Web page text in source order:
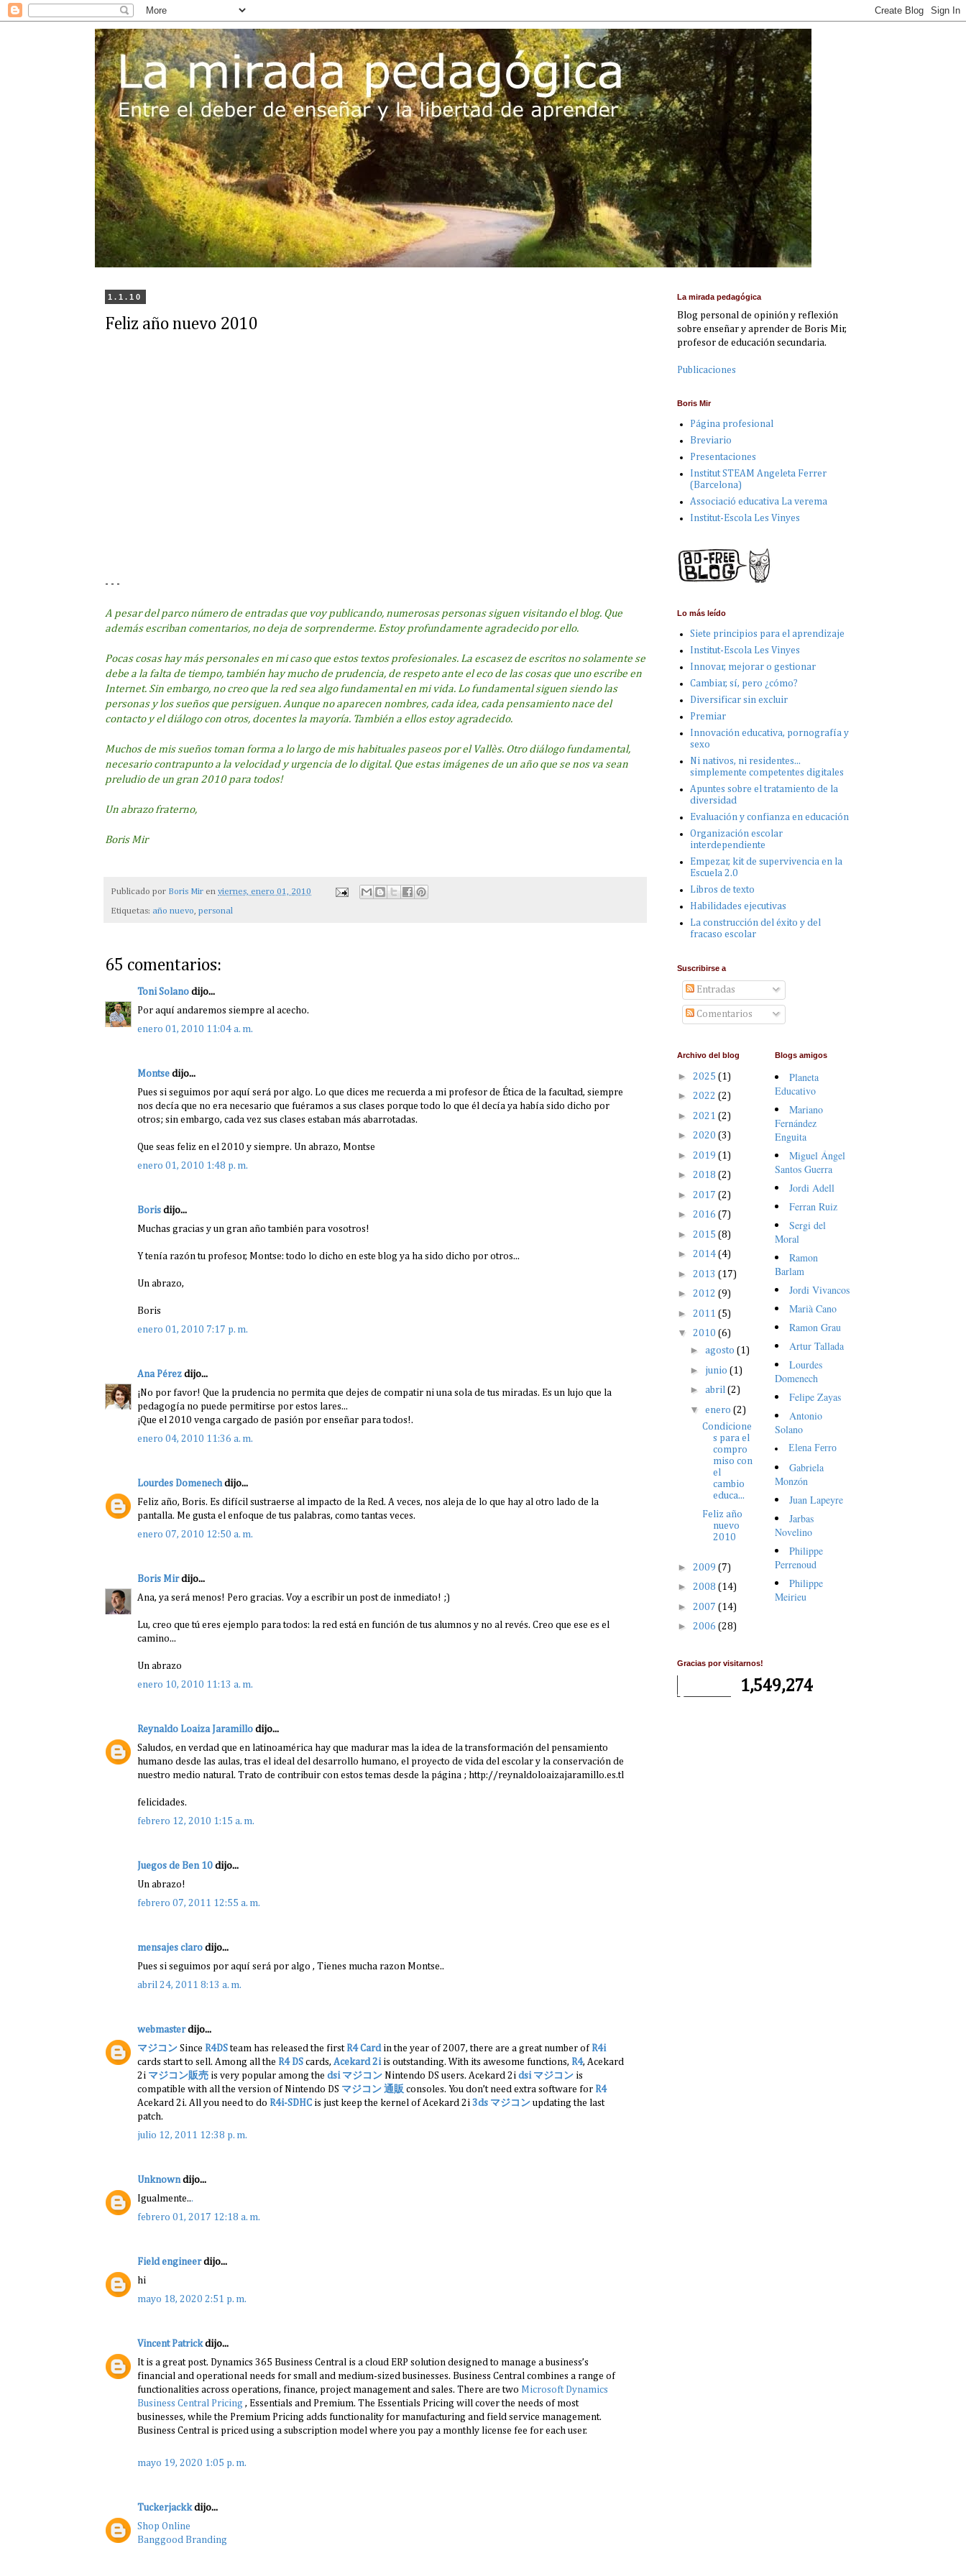
1.1.10
Feliz año nuevo 2010
- - -
A pesar del parco número de entradas que voy publicando, numerosas personas siguen visitando el blog. Que
además escriban comentarios, no deja de sorprenderme. Estoy profundamente agradecido por ello.
Pocas cosas hay más personales en mi caso que estos textos profesionales. La escasez de escritos no solamente se
debe a la falta de tiempo, también hay mucho de prudencia, de respeto ante el eco de las cosas que uno escribe en
Internet. Sin embargo, no creo que la red sea algo fundamental en mi vida. Lo fundamental siguen siendo las
personas y los sueños que persiguen. Aunque no aparecen nombres, cada idea, cada pensamiento nace del
contacto y el diálogo con otros, docentes la mayoría. También a ellos estoy agradecido.
Muchos de mis sueños toman forma a lo largo de mis habituales paseos por el Vallès. Otro diálogo fundamental,
necesario contrapunto a la velocidad y urgencia de lo digital. Que estas imágenes de un año que se nos va sean
preludio de un gran 2010 para todos!
Un abrazo fraterno,
Boris Mir
Publicado por Boris Mir en viernes, enero 01, 2010
Etiquetas: año nuevo, personal
65 comentarios:
Toni Solano dijo...
Por aquí andaremos siempre al acecho.
enero 01, 2010 11:04 a. m.
Montse dijo...
Pues si seguimos por aquí será por algo. Lo que dices me recuerda a mi profesor de Ética de la facultad, siempre
nos decía que no era necesario que fuéramos a sus clases porque todo lo que él decía ya había sido dicho por
otros; sin embargo, cada vez sus clases estaban más abarrotadas.
Que seas feliz en el 2010 y siempre. Un abrazo, Montse
enero 01, 2010 1:48 p. m.
Boris dijo...
Muchas gracias y un gran año también para vosotros!
Y tenía razón tu profesor, Montse: todo lo dicho en este blog ya ha sido dicho por otros...
Un abrazo,
Boris
enero 01, 2010 7:17 p. m.
Ana Pérez dijo...
¡No por favor! Que la prudencia no permita que dejes de compatir ni una sola de tus miradas. Es un lujo que la
pedagogía no puede permitirse por estos lares...
¡Que el 2010 venga cargado de pasión por enseñar para todos!.
enero 04, 2010 11:36 a. m.
Lourdes Domenechdijo...
Feliz año, Boris. Es difícil sustraerse al impacto de la Red. A veces, nos aleja de lo que hay al otro lado de la
pantalla. Me gusta el enfoque de tus palabras, como tantas veces.
enero 07, 2010 12:50 a. m.
Boris Mirdijo...
Ana, ya será menos! Pero gracias. Voy a escribir un post de inmediato! ;)
Lu, creo que tú eres ejemplo para todos: la red está en función de tus alumnos y no al revés. Creo que ese es el
camino...
Un abrazo
enero 10, 2010 11:13 a. m.
Reynaldo Loaiza Jaramillo dijo...
Saludos, en verdad que en latinoamérica hay que madurar mas la idea de la transformación del pensamiento
humano desde las aulas, tras el ideal del desarrollo humano, el proyecto de vida del escolar y la conservación de
nuestro medio natural. Trato de contribuir con estos temas desde la página ; http://reynaldoloaizajaramillo.es.tl
felicidades.
febrero 12, 2010 1:15 a. m.
Juegos de Ben 10 dijo...
Un abrazo!
febrero 07, 2011 12:55 a. m.
mensajes claro dijo...
Pues si seguimos por aquí será por algo , Tienes mucha razon Montse..
abril 24, 2011 8:13 a. m.
webmasterdijo...
マジコン Since R4DSteam has released the first R4 Cardin the year of 2007, there are a great number of R4i
cards start to sell. Among all the R4 DS cards, Acekard 2iis outstanding. With its awesome functions, R4, Acekard
2i マジコン販売 is very popular among the dsi マジコン Nintendo DS users. Acekard 2i dsi マジコン is
compatible with all the version of Nintendo DS マジコン 通販 consoles. You don’t need extra software for R4
Acekard 2i. All you need to do R4i-SDHC is just keep the kernel of Acekard 2i 3ds マジコン updating the last
patch.
julio 12, 2011 12:38 p. m.
Unknowndijo...
Igualmente...
febrero 01, 2017 12:18 a. m.
Field engineerdijo...
hi
mayo 18, 2020 2:51 p. m.
Vincent Patrickdijo...
It is a great post. Dynamics 365 Business Central is a cloud ERP solution designed to manage a business’s
financial and operational needs for small and medium-sized businesses. Business Central combines a range of
functionalities across operations, finance, project management and sales. There are two Microsoft Dynamics
Business Central Pricing , Essentials and Premium. The Essentials Pricing will cover the needs of most
businesses, while the Premium Pricing adds functionality for manufacturing and field service management.
Business Central is priced using a subscription model where you pay a monthly license fee for each user.
mayo 19, 2020 1:05 p. m.
Tuckerjackkdijo...
Shop Online
Banggood Branding
La mirada pedagógica
Blog personal de opinión y reflexión
sobre enseñar y aprender de Boris Mir,
profesor de educación secundaria.
Publicaciones
Boris Mir
Página profesional
Breviario
Presentaciones
Institut STEAM Angeleta Ferrer
(Barcelona)
Associació educativa La verema
Institut-Escola Les Vinyes
Lo más leído
Siete principios para el aprendizaje
Institut-Escola Les Vinyes
Innovar, mejorar o gestionar
Cambiar, sí, pero ¿cómo?
Diversificar sin excluir
Premiar
Innovación educativa, pornografía y
sexo
Ni nativos, ni residentes...
simplemente competentes digitales
Apuntes sobre el tratamiento de la
diversidad
Evaluación y confianza en educación
Organización escolar
interdependiente
Empezar, kit de supervivencia en la
Escuela 2.0
Libros de texto
Habilidades ejecutivas
La construcción del éxito y del
fracaso escolar
Suscribirse a
Entradas
Comentarios
Archivo del blog
► 2025 (1)
► 2022 (2)
► 2021 (2)
► 2020 (3)
► 2019 (1)
► 2018 (2)
► 2017 (2)
► 2016 (7)
► 2015 (8)
► 2014 (4)
► 2013 (17)
► 2012 (9)
► 2011 (5)
▼ 2010 (6)
► agosto (1)
► junio (1)
► abril (2)
▼ enero (2)
Condicione
s para el
compro
miso con
el
cambio
educa...
Feliz año
nuevo
2010
► 2009 (7)
► 2008 (14)
► 2007 (14)
► 2006 (28)
Blogs amigos
Planeta
Educativo
Mariano
Fernández
Enguita
Miguel Ángel
Santos Guerra
Jordi Adell
Ferran Ruiz
Sergi del
Moral
Ramon
Barlam
Jordi Vivancos
Marià Cano
Ramon Grau
Artur Tallada
Lourdes
Domenech
Felipe Zayas
Antonio
Solano
Elena Ferro
Gabriela
Monzón
Juan Lapeyre
Jarbas
Novelino
Philippe
Perrenoud
Philippe
Meirieu
Gracias por visitarnos!
1,549,274